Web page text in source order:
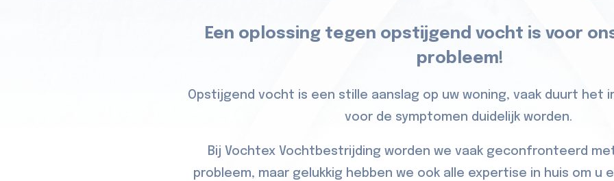
Een oplossing tegen opstijgend vocht is voor
probleem!
Opstijgend vocht is een stille aanslag op uw woning, vaak duurt het
voor de symptomen duidelijk worden.
Bij Vochtex Vochtbestrijding worden we vaak geconfronteerd
probleem, maar gelukkig hebben we ook alle expertise in huis om u